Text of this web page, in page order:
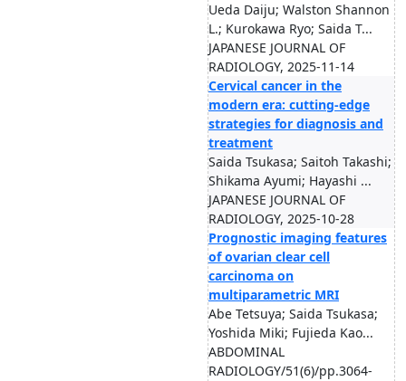
Ueda Daiju; Walston Shannon
L.; Kurokawa Ryo; Saida T...
JAPANESE JOURNAL OF
RADIOLOGY, 2025-11-14
Cervical cancer in the
modern era: cutting-edge
strategies for diagnosis and
treatment
Saida Tsukasa; Saitoh Takashi;
Shikama Ayumi; Hayashi ...
JAPANESE JOURNAL OF
RADIOLOGY, 2025-10-28
Prognostic imaging features
of ovarian clear cell
carcinoma on
multiparametric MRI
Abe Tetsuya; Saida Tsukasa;
Yoshida Miki; Fujieda Kao...
ABDOMINAL
RADIOLOGY/51(6)/pp.3064-